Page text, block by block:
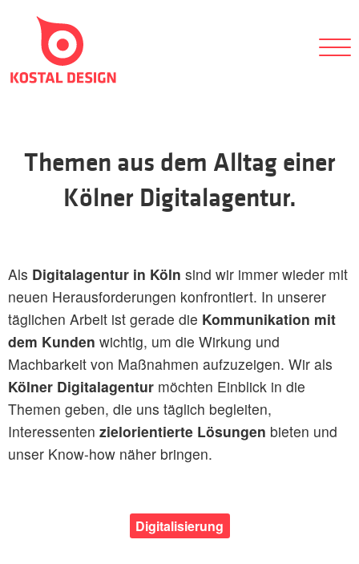
Themen aus dem Alltag einer
Kölner Digitalagentur.
Als Digitalagentur in Köln sind wir immer wieder mit
neuen Herausforderungen konfrontiert. In unserer
täglichen Arbeit ist gerade die Kommunikation mit
dem Kunden wichtig, um die Wirkung und
Machbarkeit von Maßnahmen aufzuzeigen. Wir als
Kölner Digitalagentur möchten Einblick in die
Themen geben, die uns täglich begleiten,
Interessenten zielorientierte Lösungen bieten und
unser Know-how näher bringen.
Digitalisierung